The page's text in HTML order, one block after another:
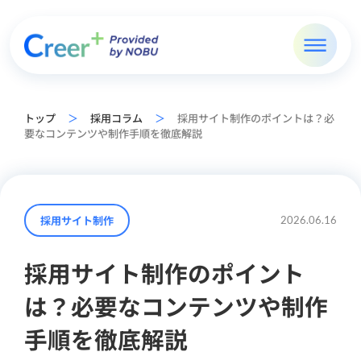
トップ ＞ 採用コラム ＞
採用サイト制作のポイントは？必
要なコンテンツや制作手順を徹底解説
採用サイト制作 2026.06.16
採用サイト制作のポイント
は？必要なコンテンツや制作
手順を徹底解説